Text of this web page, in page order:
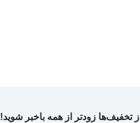
از تخفیف‌ها زودتر از همه باخبر شوید!